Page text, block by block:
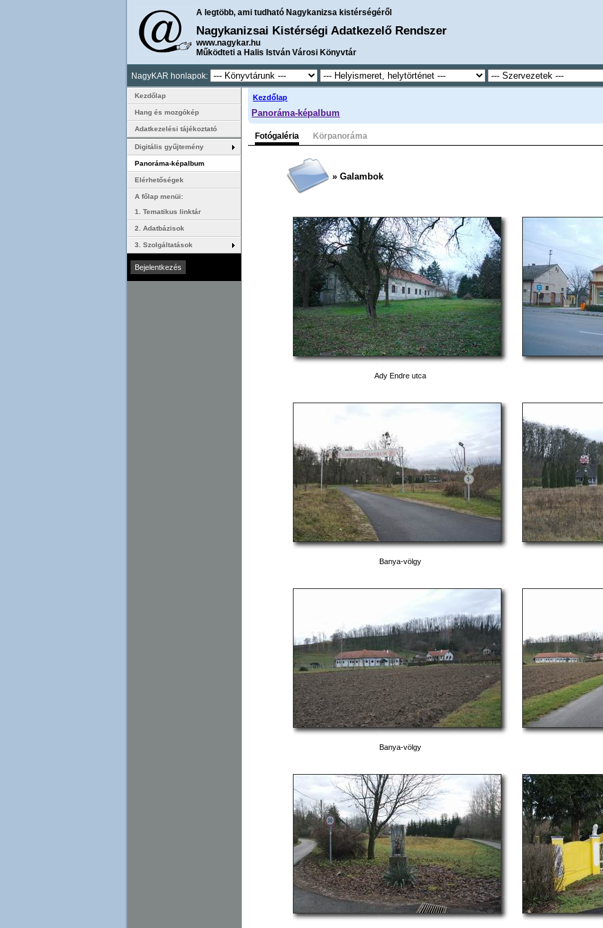
A legtöbb, ami tudható Nagykanizsa kistérségéről
Nagykanizsai Kistérségi Adatkezelő Rendszer
www.nagykar.hu
Működteti a Halis István Városi Könyvtár
NagyKAR honlapok:
Kezdőlap
Panoráma-képalbum
Fotógaléria Körpanoráma
» Galambok
Ady Endre utca
Banya-völgy
Banya-völgy
Kezdőlap
Hang és mozgókép
Adatkezelési tájékoztató
Digitális gyűjtemény
Panoráma-képalbum
Elérhetőségek
A főlap menüi:
1. Tematikus linktár
2. Adatbázisok
3. Szolgáltatások